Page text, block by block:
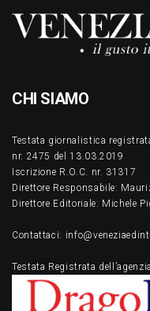
CHI SIAMO
Testata giornalistica
nr. 2475 del 13.03.2019
Iscrizione R.O.C. nr. 31317
Direttore Responsabile:
Direttore Editoriale: Michele
Contattaci:
Testata Registrata